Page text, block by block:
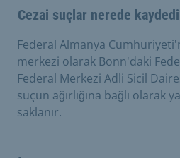
Cezai suçlar nerede
Federal Almanya
merkezi olarak Bonn'daki
Federal Merkezi Adli Sicil
suçun ağırlığına bağlı olarak
saklanır.